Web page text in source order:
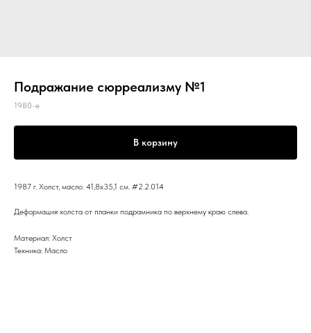
Подражание сюрреализму №1
1980-е
В корзину
1987 г. Холст, масло. 41,8x35,1 см. #2.2.014
Деформация холста от планки подрамника по верхнему краю слева.
Материал: Холст
Техника: Масло